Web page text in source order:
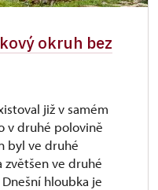
okruh bez
již v samém
v druhé polovině
byl ve druhé
ve druhé
hloubka je